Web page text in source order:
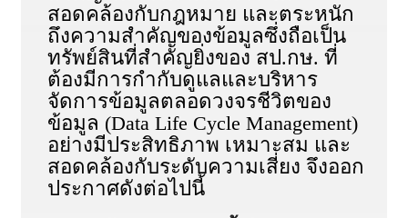
สอดคล้องกับกฎหมาย และตระหนัก
ถึงความสำคัญของข้อมูลซึ่งถือเป็น
ทรัพย์สินที่สำคัญยิ่งของ สป.กษ. ที่
ต้องมีการกำกับดูแลและบริหาร
จัดการข้อมูลตลอดวงจรชีวิตของ
ข้อมูล (Data Life Cycle Management)
อย่างมีประสิทธิภาพ เหมาะสม และ
สอดคล้องกับระดับความเสี่ยง จึงออก
ประกาศดังต่อไปนี้